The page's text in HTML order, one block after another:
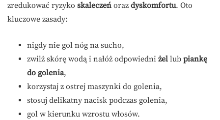
zredukować ryzyko skaleczeń oraz dyskomfortu. Oto
kluczowe zasady:
nigdy nie gol nóg na sucho,
zwilż skórę wodą i nałóż odpowiedni żel lub piankę
do golenia,
korzystaj z ostrej maszynki do golenia,
stosuj delikatny nacisk podczas golenia,
gol w kierunku wzrostu włosów.